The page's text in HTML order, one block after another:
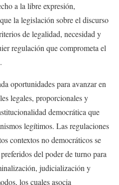
a la libre expresión,
la legislación sobre el discurso
de legalidad, necesidad y
regulación que comprometa el
oportunidades para avanzar en
legales, proporcionales y
democrática que
legítimos. Las regulaciones
contextos no democráticos se
del poder de turno para
judicialización y
los cuales asocia